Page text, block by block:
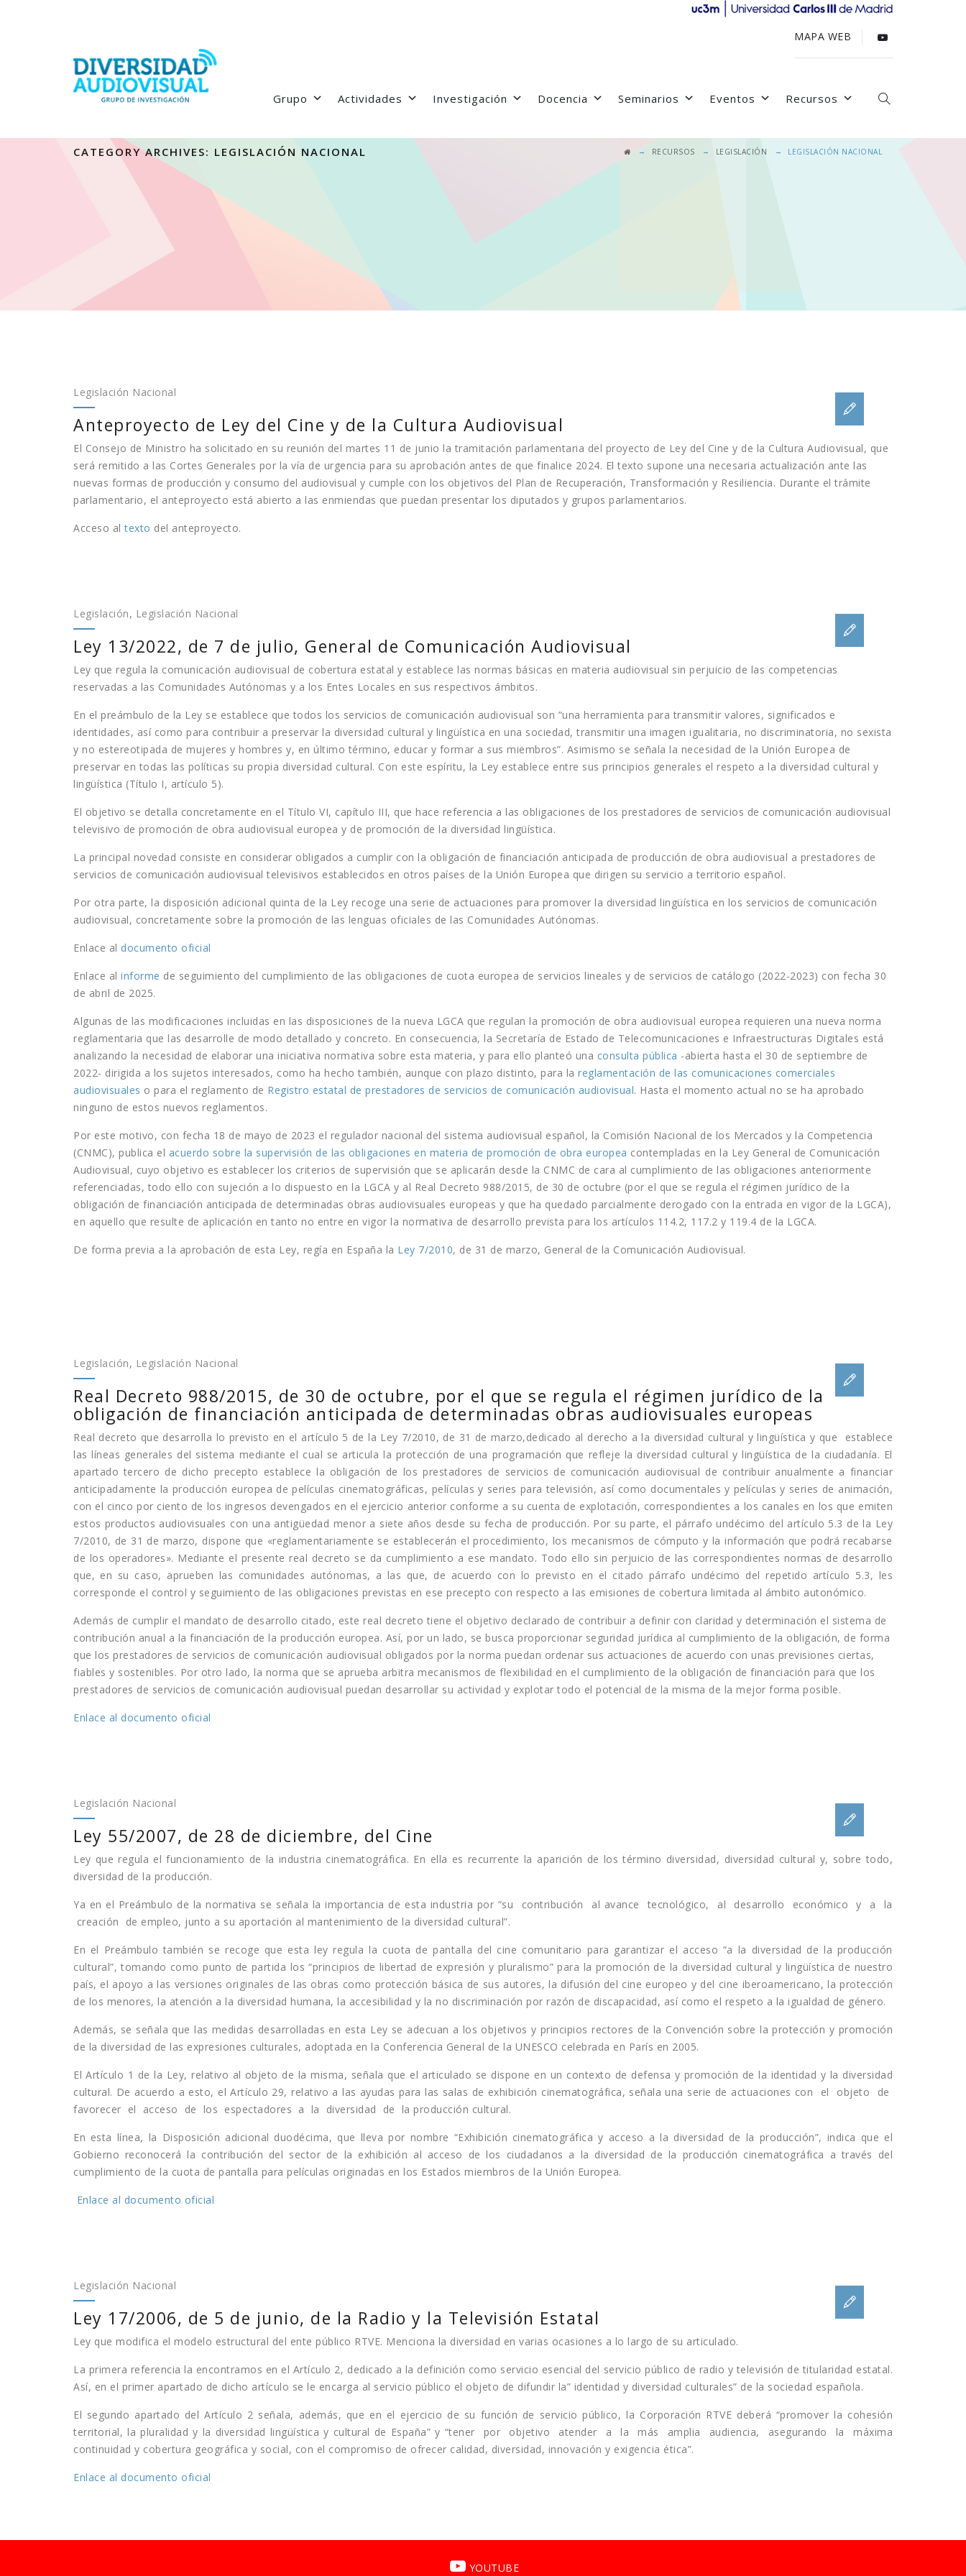
MAPA WEB
Grupo Actividades Investigación Docencia Seminarios Eventos Recursos
CATEGORY ARCHIVES: LEGISLACIÓN NACIONAL → RECURSOS → LEGISLACIÓN → LEGISLACIÓN NACIONAL
Legislación Nacional
Anteproyecto de Ley del Cine y de la Cultura Audiovisual
El Consejo de Ministro ha solicitado en su reunión del martes 11 de junio la tramitación parlamentaria del proyecto de Ley del Cine y de la Cultura Audiovisual, que
será remitido a las Cortes Generales por la vía de urgencia para su aprobación antes de que finalice 2024. El texto supone una necesaria actualización ante las
nuevas formas de producción y consumo del audiovisual y cumple con los objetivos del Plan de Recuperación, Transformación y Resiliencia. Durante el trámite
parlamentario, el anteproyecto está abierto a las enmiendas que puedan presentar los diputados y grupos parlamentarios.
Acceso altexto del anteproyecto.
Legislación, Legislación Nacional
Ley 13/2022, de 7 de julio, General de Comunicación Audiovisual
Ley que regula la comunicación audiovisual de cobertura estatal y establece las normas básicas en materia audiovisual sin perjuicio de las competencias
reservadas a las Comunidades Autónomas y a los Entes Locales en sus respectivos ámbitos.
En el preámbulo de la Ley se establece que todos los servicios de comunicación audiovisual son “una herramienta para transmitir valores, significados e
identidades, así como para contribuir a preservar la diversidad cultural y lingüística en una sociedad, transmitir una imagen igualitaria, no discriminatoria, no sexista
y no estereotipada de mujeres y hombres y, en último término, educar y formar a sus miembros”. Asimismo se señala la necesidad de la Unión Europea de
preservar en todas las políticas su propia diversidad cultural. Con este espíritu, la Ley establece entre sus principios generales el respeto a la diversidad cultural y
lingüística (Título I, artículo 5).
El objetivo se detalla concretamente en el Título VI, capítulo III, que hace referencia a las obligaciones de los prestadores de servicios de comunicación audiovisual
televisivo de promoción de obra audiovisual europea y de promoción de la diversidad lingüística.
La principal novedad consiste en considerar obligados a cumplir con la obligación de financiación anticipada de producción de obra audiovisual a prestadores de
servicios de comunicación audiovisual televisivos establecidos en otros países de la Unión Europea que dirigen su servicio a territorio español.
Por otra parte, la disposición adicional quinta de la Ley recoge una serie de actuaciones para promover la diversidad lingüística en los servicios de comunicación
audiovisual, concretamente sobre la promoción de las lenguas oficiales de las Comunidades Autónomas.
Enlace al documento oficial
Enlace al informe de seguimiento del cumplimiento de las obligaciones de cuota europea de servicios lineales y de servicios de catálogo (2022-2023) con fecha 30
de abril de 2025.
Algunas de las modificaciones incluidas en las disposiciones de la nueva LGCA que regulan la promoción de obra audiovisual europea requieren una nueva norma
reglamentaria que las desarrolle de modo detallado y concreto. En consecuencia, la Secretaría de Estado de Telecomunicaciones e Infraestructuras Digitales está
analizando la necesidad de elaborar una iniciativa normativa sobre esta materia, y para ello planteó una consulta pública -abierta hasta el 30 de septiembre de
2022- dirigida a los sujetos interesados, como ha hecho también, aunque con plazo distinto, para la reglamentación de las comunicaciones comerciales
audiovisuales o para el reglamento de Registro estatal de prestadores de servicios de comunicación audiovisual. Hasta el momento actual no se ha aprobado
ninguno de estos nuevos reglamentos.
Por este motivo, con fecha 18 de mayo de 2023 el regulador nacional del sistema audiovisual español, la Comisión Nacional de los Mercados y la Competencia
(CNMC), publica el acuerdo sobre la supervisión de las obligaciones en materia de promoción de obra europea contempladas en la Ley General de Comunicación
Audiovisual, cuyo objetivo es establecer los criterios de supervisión que se aplicarán desde la CNMC de cara al cumplimiento de las obligaciones anteriormente
referenciadas, todo ello con sujeción a lo dispuesto en la LGCA y al Real Decreto 988/2015, de 30 de octubre (por el que se regula el régimen jurídico de la
obligación de financiación anticipada de determinadas obras audiovisuales europeas y que ha quedado parcialmente derogado con la entrada en vigor de la LGCA),
en aquello que resulte de aplicación en tanto no entre en vigor la normativa de desarrollo prevista para los artículos 114.2, 117.2 y 119.4 de la LGCA.
De forma previa a la aprobación de esta Ley, regía en España la Ley 7/2010, de 31 de marzo, General de la Comunicación Audiovisual.
Legislación, Legislación Nacional
Real Decreto 988/2015, de 30 de octubre, por el que se regula el régimen jurídico de la
obligación de financiación anticipada de determinadas obras audiovisuales europeas
Real decreto que desarrolla lo previsto en el artículo 5 de la Ley 7/2010, de 31 de marzo,dedicado al derecho a la diversidad cultural y lingüística y que establece
las líneas generales del sistema mediante el cual se articula la protección de una programación que refleje la diversidad cultural y lingüística de la ciudadanía. El
apartado tercero de dicho precepto establece la obligación de los prestadores de servicios de comunicación audiovisual de contribuir anualmente a financiar
anticipadamente la producción europea de películas cinematográficas, películas y series para televisión, así como documentales y películas y series de animación,
con el cinco por ciento de los ingresos devengados en el ejercicio anterior conforme a su cuenta de explotación, correspondientes a los canales en los que emiten
estos productos audiovisuales con una antigüedad menor a siete años desde su fecha de producción. Por su parte, el párrafo undécimo del artículo 5.3 de la Ley
7/2010, de 31 de marzo, dispone que «reglamentariamente se establecerán el procedimiento, los mecanismos de cómputo y la información que podrá recabarse
de los operadores». Mediante el presente real decreto se da cumplimiento a ese mandato. Todo ello sin perjuicio de las correspondientes normas de desarrollo
que, en su caso, aprueben las comunidades autónomas, a las que, de acuerdo con lo previsto en el citado párrafo undécimo del repetido artículo 5.3, les
corresponde el control y seguimiento de las obligaciones previstas en ese precepto con respecto a las emisiones de cobertura limitada al ámbito autonómico.
Además de cumplir el mandato de desarrollo citado, este real decreto tiene el objetivo declarado de contribuir a definir con claridad y determinación el sistema de
contribución anual a la financiación de la producción europea. Así, por un lado, se busca proporcionar seguridad jurídica al cumplimiento de la obligación, de forma
que los prestadores de servicios de comunicación audiovisual obligados por la norma puedan ordenar sus actuaciones de acuerdo con unas previsiones ciertas,
fiables y sostenibles. Por otro lado, la norma que se aprueba arbitra mecanismos de flexibilidad en el cumplimiento de la obligación de financiación para que los
prestadores de servicios de comunicación audiovisual puedan desarrollar su actividad y explotar todo el potencial de la misma de la mejor forma posible.
Enlace al documento oficial
Legislación Nacional
Ley 55/2007, de 28 de diciembre, del Cine
Ley que regula el funcionamiento de la industria cinematográfica. En ella es recurrente la aparición de los término diversidad, diversidad cultural y, sobre todo,
diversidad de la producción.
Ya en el Preámbulo de la normativa se señala la importancia de esta industria por “su contribución al avance tecnológico, al desarrollo económico y a la
creación de empleo, junto a su aportación al mantenimiento de la diversidad cultural”.
En el Preámbulo también se recoge que esta ley regula la cuota de pantalla del cine comunitario para garantizar el acceso “a la diversidad de la producción
cultural”, tomando como punto de partida los “principios de libertad de expresión y pluralismo” para la promoción de la diversidad cultural y lingüística de nuestro
país, el apoyo a las versiones originales de las obras como protección básica de sus autores, la difusión del cine europeo y del cine iberoamericano, la protección
de los menores, la atención a la diversidad humana, la accesibilidad y la no discriminación por razón de discapacidad, así como el respeto a la igualdad de género.
Además, se señala que las medidas desarrolladas en esta Ley se adecuan a los objetivos y principios rectores de la Convención sobre la protección y promoción
de la diversidad de las expresiones culturales, adoptada en la Conferencia General de la UNESCO celebrada en París en 2005.
El Artículo 1 de la Ley, relativo al objeto de la misma, señala que el articulado se dispone en un contexto de defensa y promoción de la identidad y la diversidad
cultural. De acuerdo a esto, el Artículo 29, relativo a las ayudas para las salas de exhibición cinematográfica, señala una serie de actuaciones con el objeto de
favorecer el acceso de los espectadores a la diversidad de la producción cultural.
En esta línea, la Disposición adicional duodécima, que lleva por nombre “Exhibición cinematográfica y acceso a la diversidad de la producción”, indica que el
Gobierno reconocerá la contribución del sector de la exhibición al acceso de los ciudadanos a la diversidad de la producción cinematográfica a través del
cumplimiento de la cuota de pantalla para películas originadas en los Estados miembros de la Unión Europea.
Enlace al documento oficial
Legislación Nacional
Ley 17/2006, de 5 de junio, de la Radio y la Televisión Estatal
Ley que modifica el modelo estructural del ente público RTVE. Menciona la diversidad en varias ocasiones a lo largo de su articulado.
La primera referencia la encontramos en el Artículo 2, dedicado a la definición como servicio esencial del servicio público de radio y televisión de titularidad estatal.
Así, en el primer apartado de dicho artículo se le encarga al servicio público el objeto de difundir la” identidad y diversidad culturales” de la sociedad española.
El segundo apartado del Artículo 2 señala, además, que en el ejercicio de su función de servicio público, la Corporación RTVE deberá “promover la cohesión
territorial, la pluralidad y la diversidad lingüística y cultural de España” y “tener por objetivo atender a la más amplia audiencia, asegurando la máxima
continuidad y cobertura geográfica y social, con el compromiso de ofrecer calidad, diversidad, innovación y exigencia ética”.
Enlace al documento oficial
YOUTUBE